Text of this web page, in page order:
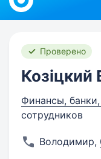
Проверено
Финансы,
сотрудников
Володимир,